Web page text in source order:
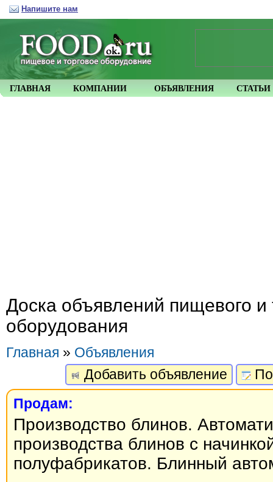
Доска объявлений пищевого и
оборудования
Главная » Объявления
Добавить объявление
Продам:
Производство блинов.
производства блинов с
полуфабрикатов. Блинный
ГЛАВНАЯ КОМПАНИИ ОБЪЯВЛЕНИЯ СТАТЬИ
Напишите нам